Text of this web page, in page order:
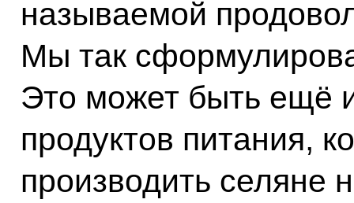
называемой
Мы так
Это может быть ещё
продуктов питания,
производить селяне